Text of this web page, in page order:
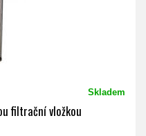
Skladem
filtrační vložkou